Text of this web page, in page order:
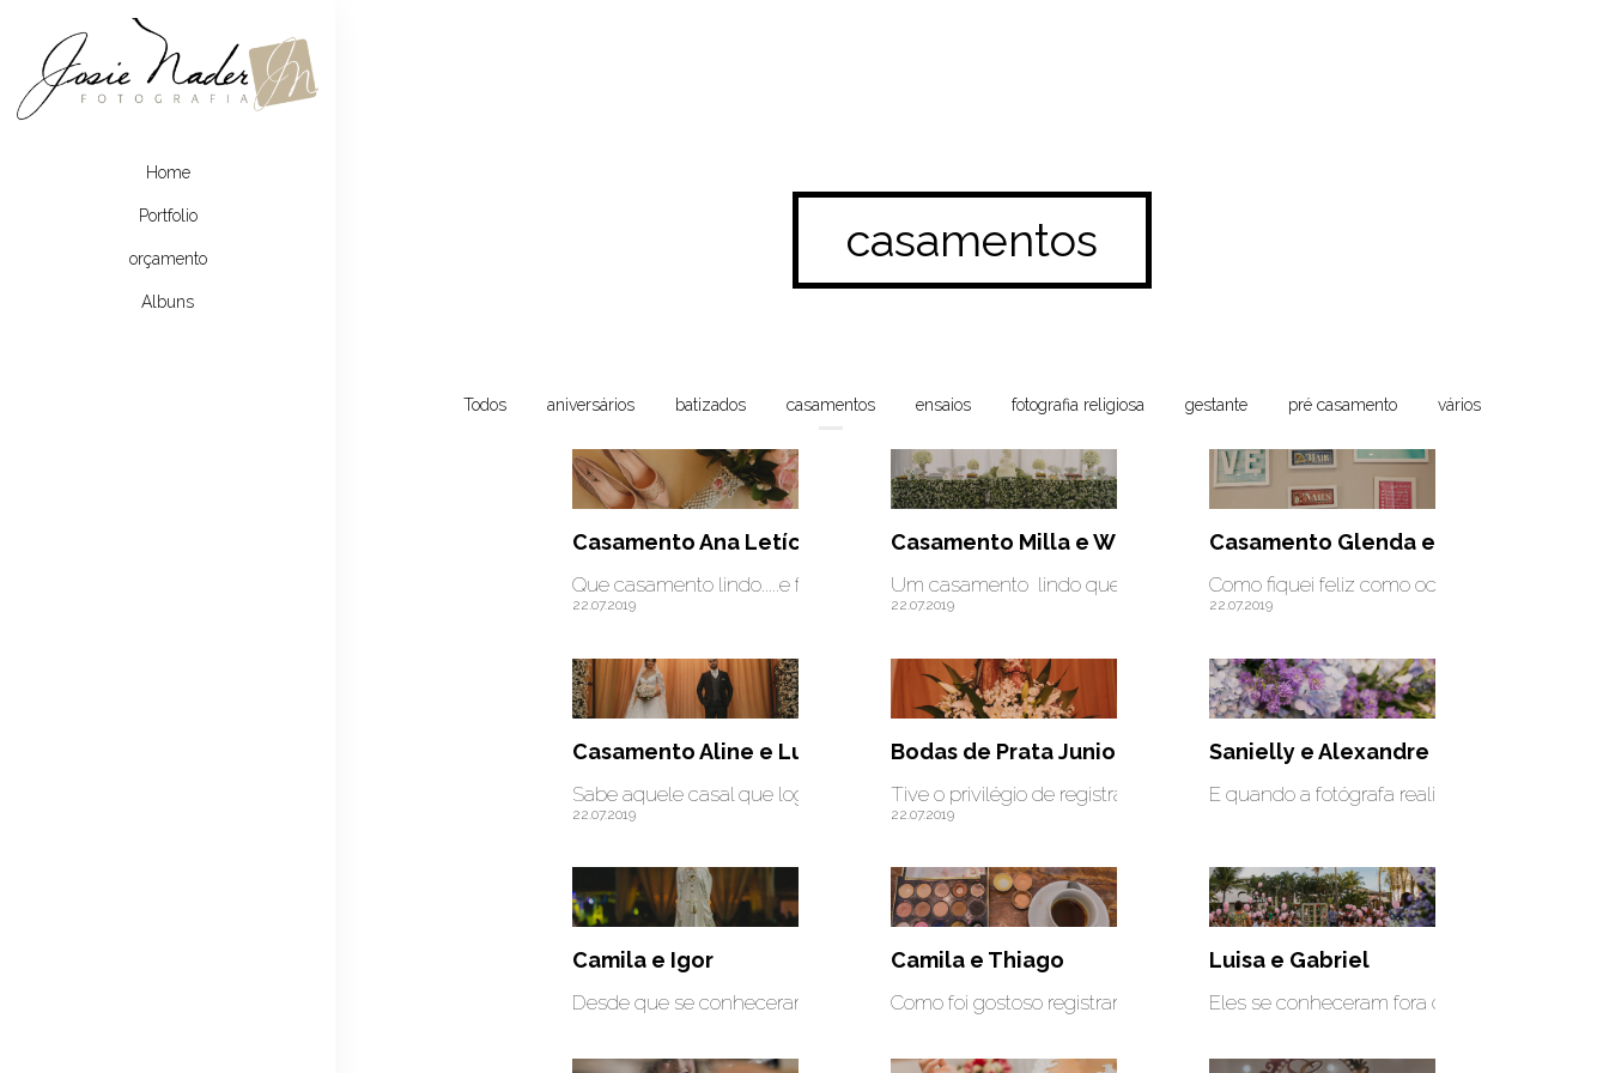
Home
Portfolio
orçamento
Albuns
casamentos
Todos aniversários batizados casamentos ensaios fotografia religiosa gestante pré casamento vários
Casamento Ana Letícia e Guilherme- Catedral Santo Antonio - Governador Valadares
Que casamento lindo.....e foi durante o dia....amoooo!!! Muita emoção envolvida nos momentos a
22.07.2019
Casamento Milla e Wilson - Governador Valadares
Um casamento lindo que tive a oportunidade de registrar.....FOTOGRAFIA : Josie
22.07.2019
Casamento Glenda e Lucas - Belo
Como fiquei feliz como oconvite de
22.07.2019
Casamento Aline e Lucas
Sabe aquele casal que logo de cara você se apaixona por eles? São eles. Foi um casamento lindo...muito emocionante
22.07.2019
Bodas de Prata Junior e Márcia
Tive o privilégio de registrar este momento dos meus amigos...foi lindo. Foi uma
22.07.2019
Sanielly e Alexandre
E quando a fotógrafa realiza um sonho?
Camila e Igor
Desde que se conheceram não desgrudaram mais...vivem grudadinhos um com o outro, fazem tudo junto inclusive
Camila e Thiago
Como foi gostoso registrar casamento . Forma momentos lindos. A energia
Luisa e Gabriel
Eles se conheceram fora de GV , entre idas